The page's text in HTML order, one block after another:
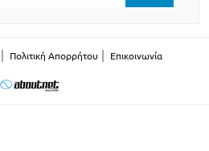
Πολιτική Απορρήτου Επικοινωνία